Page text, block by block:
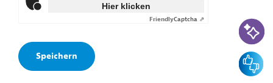
Hier klicken
FriendlyCaptcha ⇗ KI-